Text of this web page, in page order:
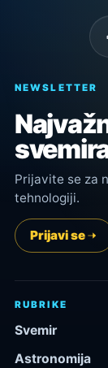
NEWSLETTER
Prijavite se za
tehnologiji.
Prijavi se
RUBRIKE
Svemir
Astronomija